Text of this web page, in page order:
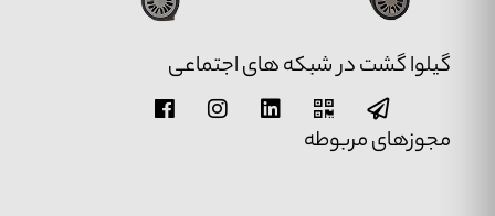
گیلوا گشت در شبکه های اجتماعی
مجوزهای مربوطه